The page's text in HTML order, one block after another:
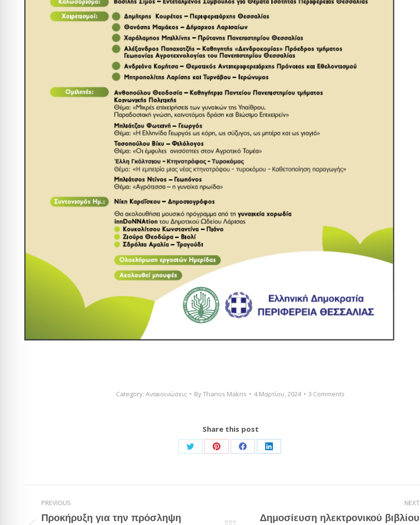
Category: Ανακοινώσεις ByThanos Makris 4 Μαρτίου, 2024 3 Comments
Share this post
Share
Twitter
Share
Pinterest
Share
Facebook
Share
LinkedIn
navigation
PREVIOUS
Προκήρυξη για την πρόσληψη
NEXT
Δημοσίευση ηλεκτρονικού βιβλίου